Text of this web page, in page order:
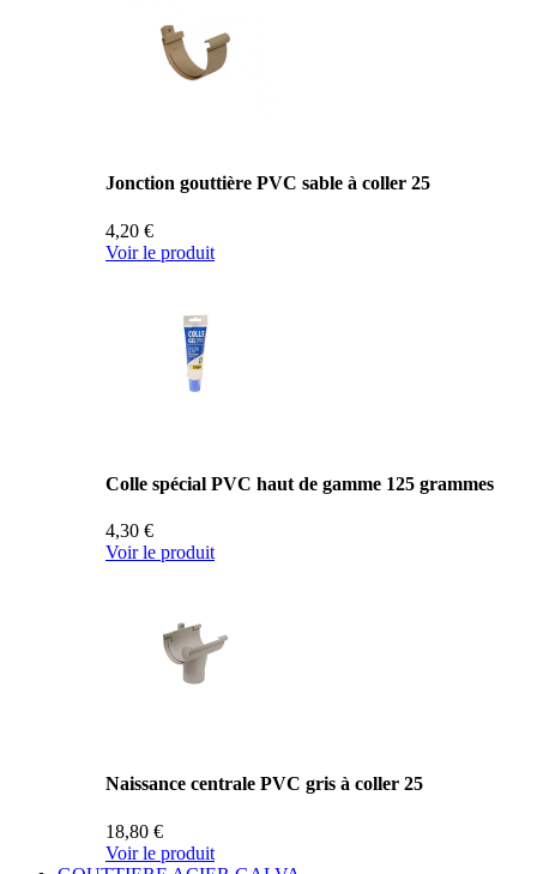
Jonction gouttière PVC sable à coller 25
4,20 €
Voir le produit
Colle spécial PVC haut de gamme 125 grammes
4,30 €
Voir le produit
Naissance centrale PVC gris à coller 25
18,80 €
Voir le produit